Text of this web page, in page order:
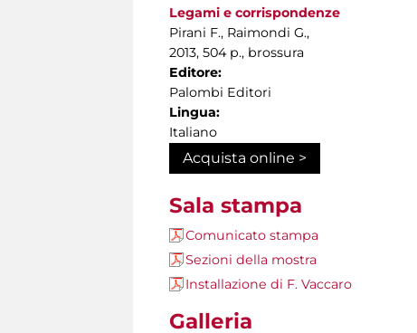
Legami e corrispondenze
Pirani F., Raimondi G.,
2013, 504 p., brossura
Editore:
Palombi Editori
Lingua:
Italiano
Acquista online >
Sala stampa
Comunicato stampa
Sezioni della mostra
Installazione di F. Vaccaro
Galleria